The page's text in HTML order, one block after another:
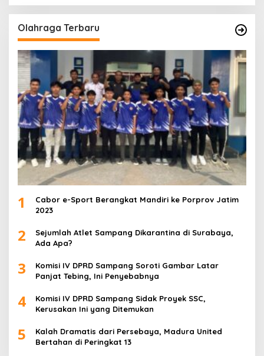
Olahraga Terbaru
1
Cabor e-Sport Berangkat Mandiri ke Porprov Jatim
2023
2
Sejumlah Atlet Sampang Dikarantina di Surabaya,
Ada Apa?
3
Komisi IV DPRD Sampang Soroti Gambar Latar
Panjat Tebing, Ini Penyebabnya
4
Komisi IV DPRD Sampang Sidak Proyek SSC,
Kerusakan Ini yang Ditemukan
5
Kalah Dramatis dari Persebaya, Madura United
Bertahan di Peringkat 13